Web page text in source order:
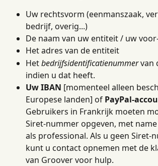
Uw rechtsvorm (eenmanszaak,
bedrijf, overig...)
De naam van uw entiteit / uw
Het adres van de entiteit
Het bedrijfsidentificatienummer van
indien u dat heeft.
Uw IBAN [momenteel alleen
Europese landen] of PayPal-
Gebruikers in Frankrijk moeten
Siret-nummer opgeven, met
als professional. Als u geen Siret-
kunt u contact opnemen met de
van Groover voor hulp.